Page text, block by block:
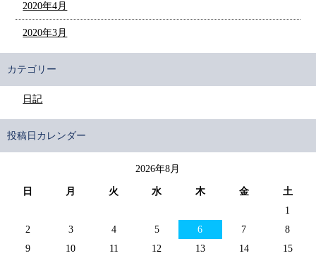
2020年4月
2020年3月
カテゴリー
日記
投稿日カレンダー
2026年8月
日 月 火 水 木 金
土
1
2
3 4 5 6 7
8
9
10 11 12 13 14
15